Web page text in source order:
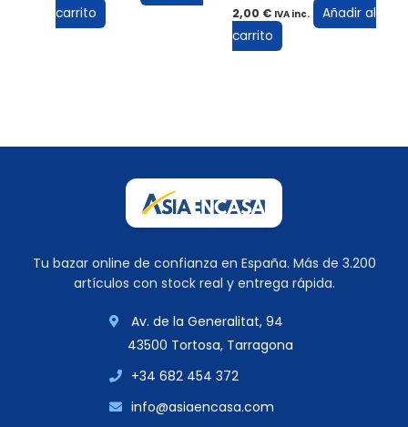
carrito
2,00 € IVA inc.
Añadir al
carrito
Tu bazar online de confianza en España. Más de 3.200
artículos con stock real y entrega rápida.
Av. de la Generalitat, 94
43500 Tortosa, Tarragona
+34 682 454 372
info@asiaencasa.com